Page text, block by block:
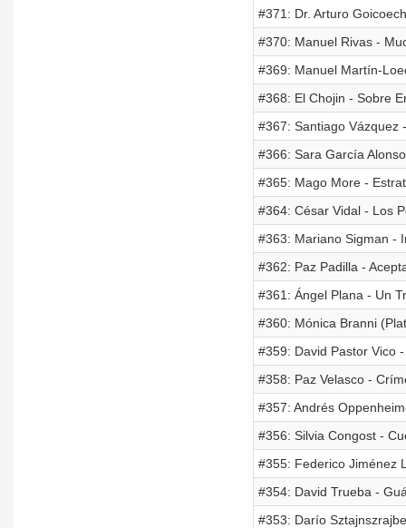
#371: Dr. Arturo
#370: Manuel Rivas -
#369: Manuel Martín-
#368: El Chojin - Sobre
#367: Santiago Vázquez
#366: Sara García
#365: Mago More -
#364: César Vidal - Los
#363: Mariano Sigman -
#362: Paz Padilla -
#361: Ángel Plana - Un
#360: Mónica Branni
#359: David Pastor Vico
#358: Paz Velasco -
#357: Andrés
#356: Silvia Congost -
#355: Federico Jiménez
#354: David Trueba -
#353: Darío